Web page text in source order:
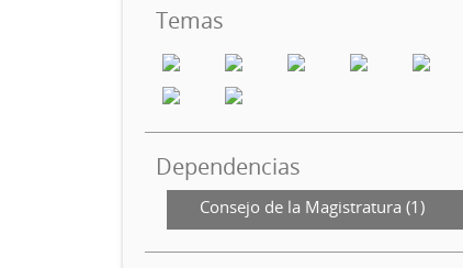
Temas
Dependencias
Consejo de la Magistratura (1)